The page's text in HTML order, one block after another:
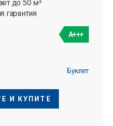
до 50 м²
гарантия
A+++
Буклет
И КУПИТЕ